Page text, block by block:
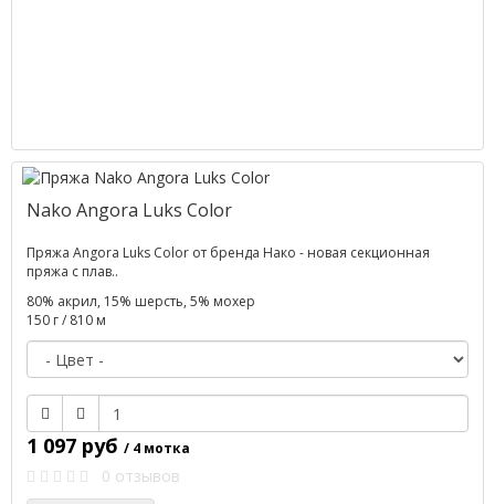
Nako Angora Luks Color
Пряжа Angora Luks Color от бренда Нако - новая секционная
пряжа с плав..
80% акрил, 15% шерсть, 5% мохер
150 г / 810 м
1 097 руб / 4 мотка
0 отзывов